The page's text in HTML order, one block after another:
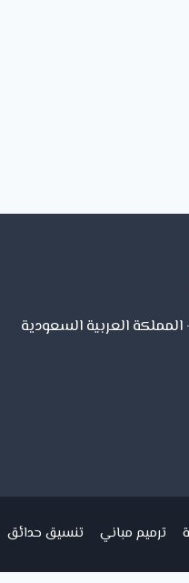
العربية السعودية
ترميم مباني تنسيق حدائق